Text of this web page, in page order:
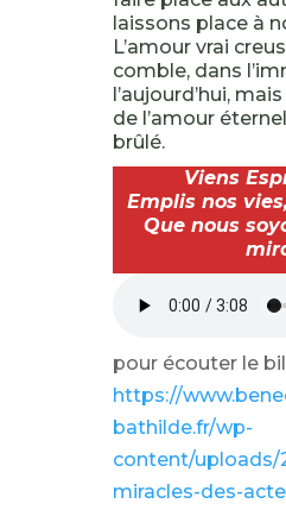
laissons place à
L’amour vrai
comble, dans
l’aujourd’hui,
de l’amour
brûlé.
Viens
Emplis nos
Que nous
pour écouter le
https://
bathilde.fr/wp-
content/uploads/
miracles-des-